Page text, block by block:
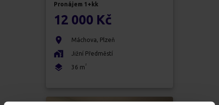
Pronájem 1+kk
12 000 Kč
Máchova, Plzeň
Jižní Předměstí
36 m 2